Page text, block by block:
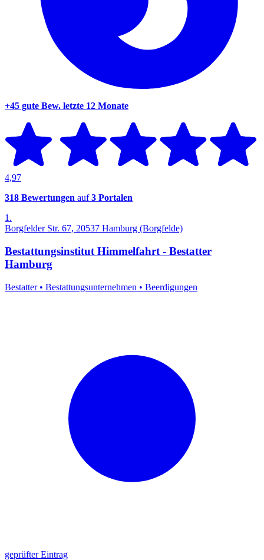
+45 gute Bew. letzte 12 Monate
4,97
318 Bewertungen auf3 Portalen
1.
Borgfelder Str. 67, 20537 Hamburg (Borgfelde)
Bestattungsinstitut Himmelfahrt - Bestatter
Hamburg
Bestatter • Bestattungsunternehmen • Beerdigungen
geprüfter Eintrag